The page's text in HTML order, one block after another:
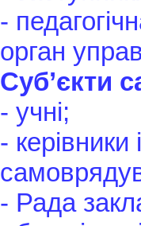
-
орган
Суб’єкти
- учні;
- керівники
- Рада